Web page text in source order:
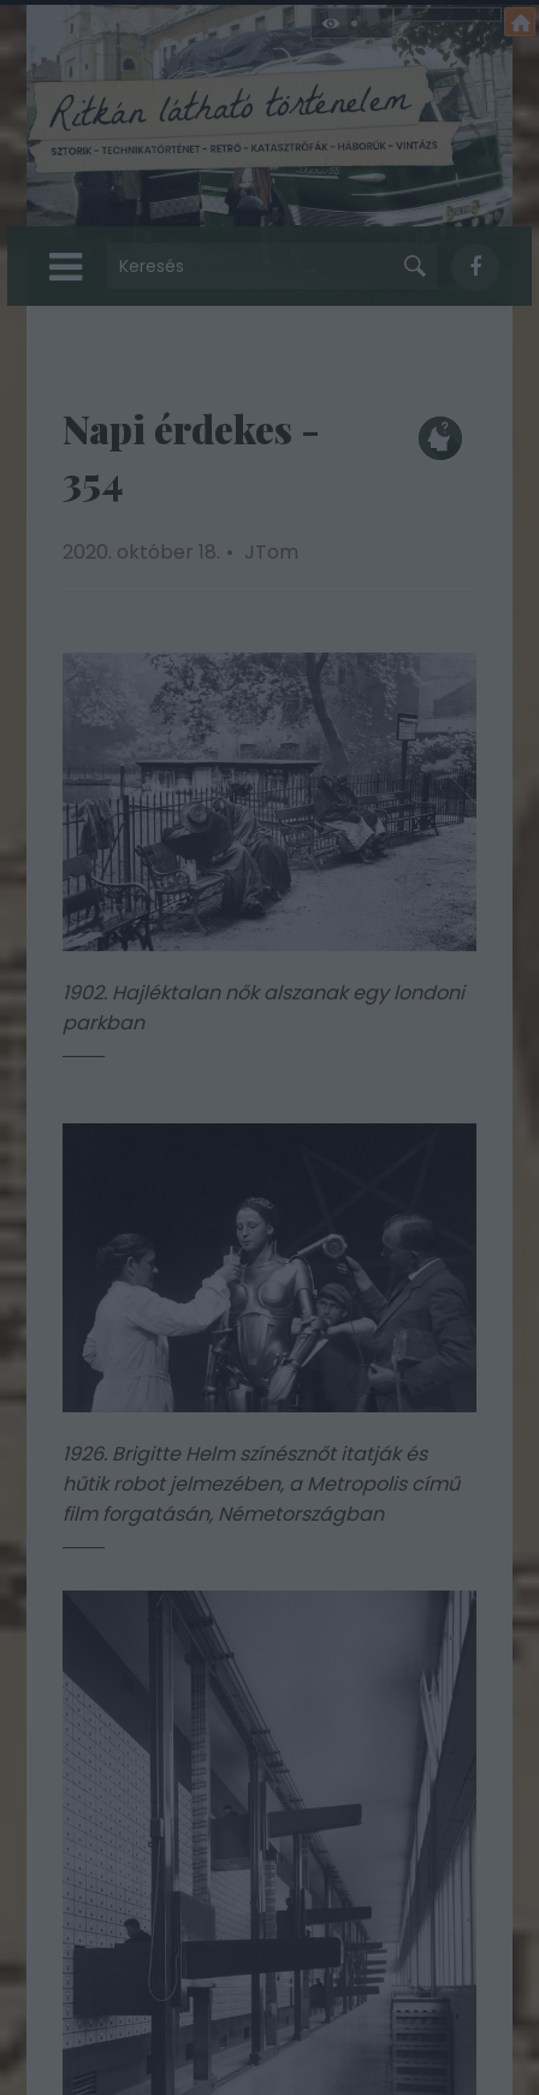
Napi érdekes -
354
2020. október 18. JTom
1902. Hajléktalan nők alszanak egy londoni
parkban
1926. Brigitte Helm színésznőt itatják és
hűtik robot jelmezében, a Metropolis című
film forgatásán, Németországban